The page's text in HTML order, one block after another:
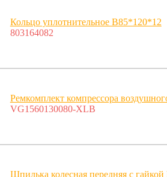
Кольцо уплотнительное B85*120*12
803164082
Ремкомплект компрессора
VG1560130080-XLB
Шпилька колесная передняя с